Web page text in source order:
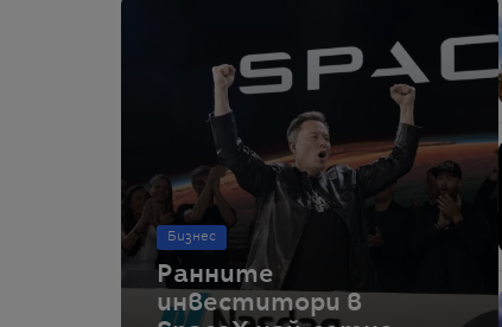
Бизнес
Ранните
инвеститори в